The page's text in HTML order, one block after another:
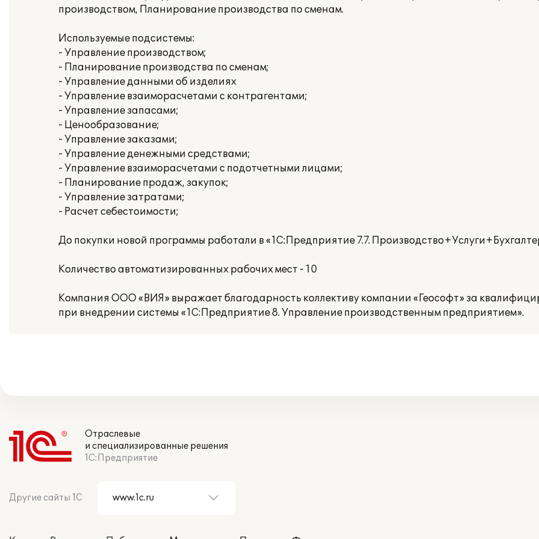
производством, Планирование производства по сменам.
Используемые подсистемы:
- Управление производством;
- Планирование производства по сменам;
- Управление данными об изделиях
- Управление взаиморасчетами с контрагентами;
- Управление запасами;
- Ценообразование;
- Управление заказами;
- Управление денежными средствами;
- Управление взаиморасчетами с подотчетными лицами;
- Планирование продаж, закупок;
- Управление затратами;
- Расчет себестоимости;
До покупки новой программы работали в «1С:Предприятие 7.7.
Количество автоматизированных рабочих мест - 10
Компания ООО «ВИЯ» выражает благодарность коллективу компании «Геософт» за
при внедрении системы «1С:Предприятие 8. Управление производственным предприятием».
Отраслевые
и специализированные решения
1С:Предприятие
Другие сайты 1С